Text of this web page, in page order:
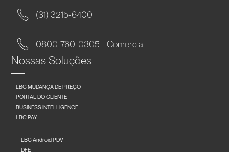
(31) 3215-6400
0800-760-0305 - Comercial
Nossas Soluções
LBC MUDANÇA DE PREÇO
PORTAL DO CLIENTE
BUSINESS INTELLIGENCE
LBC PAY
LBC Android PDV
DFE